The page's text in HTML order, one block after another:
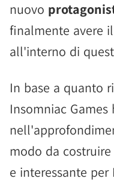
nuovo
finalmente avere
all'interno di
In base a quanto
Insomniac
modo da
e interessante per